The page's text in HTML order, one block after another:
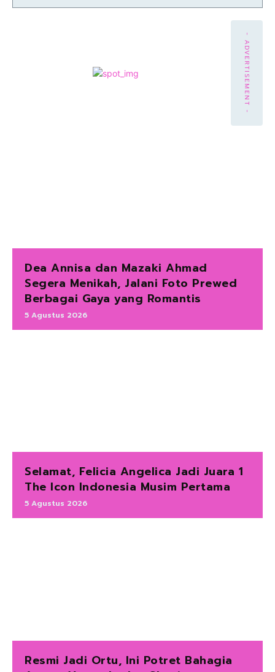
- ADVERTISEMENT -
Dea Annisa dan Mazaki Ahmad
Segera Menikah, Jalani Foto Prewed
Berbagai Gaya yang Romantis
5 Agustus 2026
Selamat, Felicia Angelica Jadi Juara 1
The Icon Indonesia Musim Pertama
5 Agustus 2026
Resmi Jadi Ortu, Ini Potret Bahagia